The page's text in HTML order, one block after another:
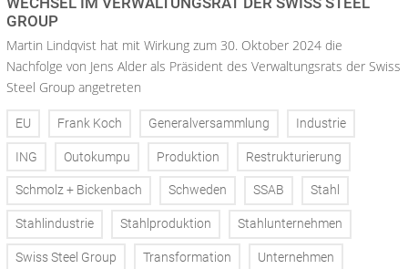
GROUP
Martin Lindqvist hat mit Wirkung zum 30. Oktober 2024 die
Nachfolge von Jens Alder als Präsident des Verwaltungsrats der Swiss
Steel Group angetreten
EU Frank Koch Generalversammlung Industrie
ING Outokumpu Produktion Restrukturierung
Schmolz + Bickenbach Schweden SSAB Stahl
Stahlindustrie Stahlproduktion Stahlunternehmen
Swiss Steel Group Transformation Unternehmen